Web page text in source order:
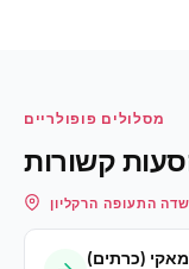
מסלולים פופולריים
קשורות
התעופה הרקליון
(כרתים)